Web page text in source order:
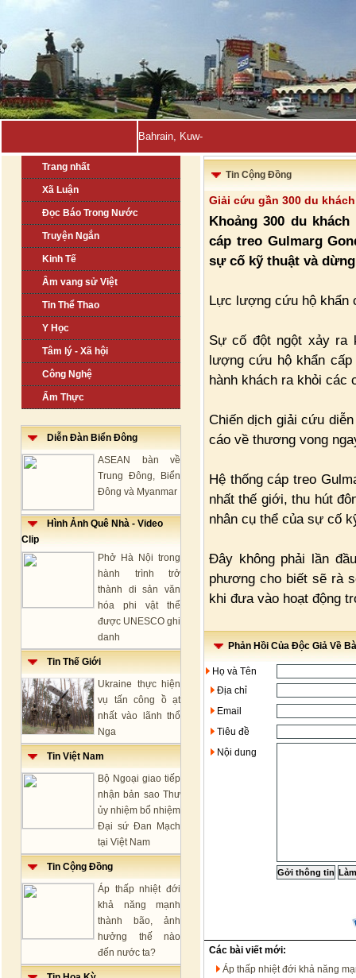
Bahrain, Kuwait tuyên bố đẩy l-
Trang nhất
Xã Luận
Đọc Báo Trong Nước
Truyện Ngắn
Kinh Tế
Âm vang sử Việt
Tin Thể Thao
Y Học
Tâm lý - Xã hội
Công Nghệ
Ẩm Thực
Diễn Đàn Biển Đông
ASEAN bàn về
Trung Đông, Biển
Đông và Myanmar
Hình Ảnh Quê Nhà - Video
Clip
Phở Hà Nội trong
hành trình trở
thành di sản văn
hóa phi vật thể
được UNESCO ghi
danh
Tin Thế Giới
Ukraine thực hiện
vụ tấn công ồ ạt
nhất vào lãnh thổ
Nga
Tin Việt Nam
Bộ Ngoại giao tiếp
nhận bản sao Thư
ủy nhiệm bổ nhiệm
Đại sứ Đan Mạch
tại Việt Nam
Tin Cộng Đồng
Áp thấp nhiệt đới
khả năng mạnh
thành bão, ảnh
hưởng thế nào
đến nước ta?
Tin Cộng Đồng
Giải cứu gần 300 du
Khoảng 300 du
cáp treo Gulmarg
sự cố kỹ thuật và
Lực lượng cứu hộ khẩn
Sự cố đột ngột xảy ra
lượng cứu hộ khẩn
hành khách ra khỏi các
Chiến dịch giải cứu
cáo về thương vong
Hệ thống cáp treo
nhất thế giới, thu hút
nhân cụ thể của sự cố
Đây không phải lần
phương cho biết sẽ rà
khi đưa vào hoạt động
Phản Hồi Của Độc Giả Về
Họ và Tên
Địa chỉ
Email
Tiêu đề
Nội dung
Các bài viết mới:
Áp thấp nhiệt đới khả năng